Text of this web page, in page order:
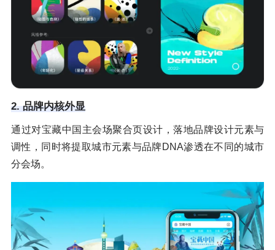
2. 品牌内核外显
通过对宝藏中国主会场聚合页设计，落地品牌设计元素与
调性，同时将提取城市元素与品牌DNA渗透在不同的城市
分会场。